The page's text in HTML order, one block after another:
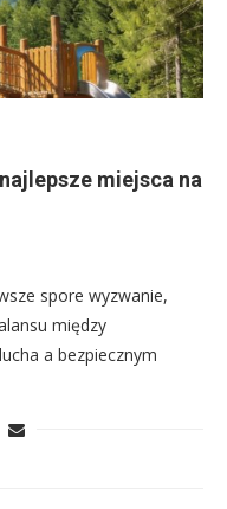
miejsca na
spore wyzwanie,
między
a bezpiecznym